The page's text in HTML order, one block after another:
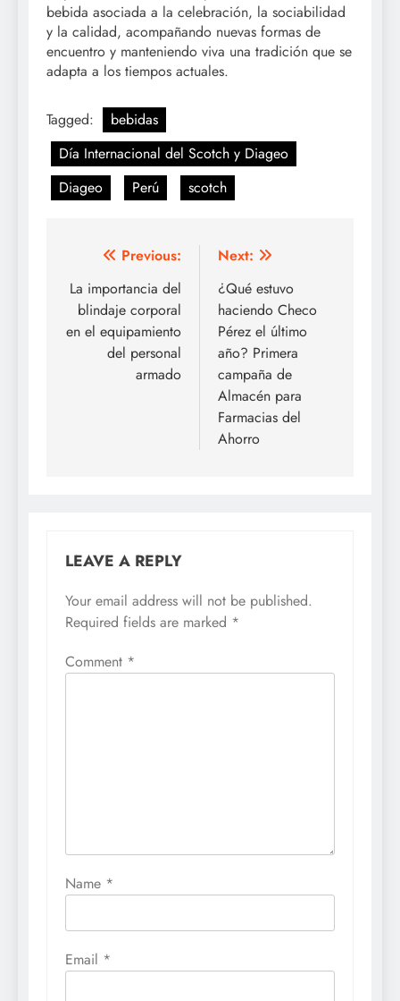
bebida asociada a la celebración, la sociabilidad
y la calidad, acompañando nuevas formas de
encuentro y manteniendo viva una tradición que se
adapta a los tiempos actuales.
Tagged:
bebidas
Día Internacional del Scotch y Diageo
Diageo
Perú scotch
Post
navigation
Previous:
La importancia del
blindaje corporal
en el equipamiento
del personal
armado
Next:
¿Qué estuvo
haciendo Checo
Pérez el último
año? Primera
campaña de
Almacén para
Farmacias del
Ahorro
LEAVE A REPLY
Your email address will not be published.
Required fields are marked *
Comment *
Name *
Email *